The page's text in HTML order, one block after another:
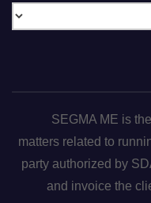
SEGMA ME is
matters related to
party authorized by
and invoice the